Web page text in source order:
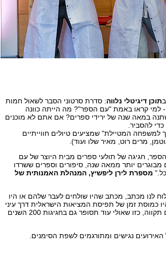
תוכן דיגיטלי נלווה: סדרת סרטוני הסבר לשאול חמות
למי קראו באמת "עם הספר"? מה הייתה כוונה
במאה שנה של ירידי ספרים? אם אתם לא מוכנים
להסביר.
המטיילת" שמציעים טיולים חווייתיים
מרים רוט, מאיר שלו ועוד).
חגיגה של תולעי ספרים מבית היוצר של עם
יותר ממאה שנה, סיפורים וספרים ששרדו
מספרת לירן ליפשיץ, המנהלת האמנותית של
לנו מכתב, מכתב שהיו שולחים לעבר שלהם או היו
כמוסת זמן של תפיסת המציאות הישראלית דרך עיני
הילדים, היא מורכבת, אבל כזו שיש בה גם תקווה, כזו שאולי עוד תסופר גם בחגיגות 200 השנים
האירועים נגישים ומתורגמים לשפת הסימנים.